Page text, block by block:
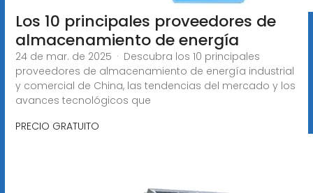
Los 10 principales proveedores de
almacenamiento de energía
24 de mar. de 2025 · Descubra los 10 principales
proveedores de almacenamiento de energía industrial
y comercial de China, las tendencias del mercado y los
avances tecnológicos que
PRECIO GRATUITO